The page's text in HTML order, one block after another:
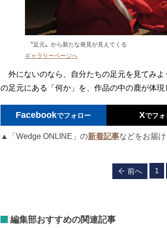
〝足元〟から新たな発見が見えてくる
ギャラリーページへ
外にないのなら、自分たちの足元を見てみ
の足元にある「何か」を、作品の中の鹿が体現
Facebookでフォロー Xでフォ
▲「Wedge ONLINE」の新着記事などをお届け
前へ 1
編集部おすすめの関連記事